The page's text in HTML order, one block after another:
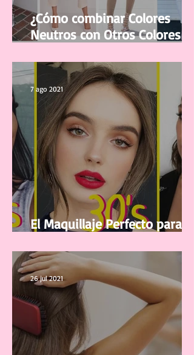
¿Cómo combinar Colores
Neutros con Otros Colores en
El Maquillaje Perfecto para tu
7 ago 2021
26 jul 2021